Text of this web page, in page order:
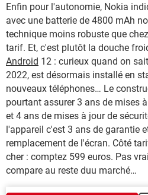
Enfin pour l'autonomie, Nokia
avec une batterie de 4800 mAh
technique moins robuste que
tarif. Et, c'est plutôt la douche
Android 12 : curieux quand on
2022, est désormais installé en
nouveaux téléphones… Le
pourtant assurer 3 ans de mises
et 4 ans de mises à jour de
l'appareil c'est 3 ans de garantie
remplacement de l'écran. Côté
cher : comptez 599 euros. Pas
compare au reste duu marché…